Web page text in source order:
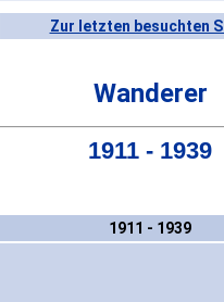
Zur letzten besuchten
Wanderer
1911 - 1939
1911 - 1939